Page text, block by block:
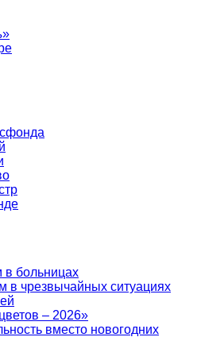
больницах
чрезвычайных ситуациях
– 2026»
вместо новогодних